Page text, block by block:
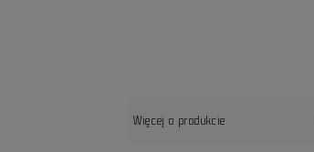
Więcej o produkcie